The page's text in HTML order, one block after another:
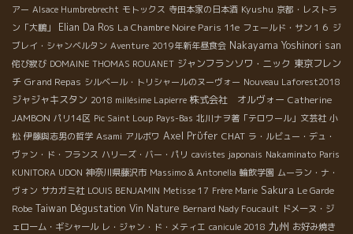
アー Alsace Humbrebrecht モトックス 寺田本家の日本酒 Kyushu 京都・レストラ
ン「大鵬」
Elian Da Ros La Chambre Noire Paris 11e フェールド・サン１６ ジ
ブレイ・シャンベルタン Aventure 2019年新年昼食会 Nakayama Yoshinori san
侘び寂び DOMAINE THOMAS ROUANET ジャンフランソワ・ニック 東京フレン
チ Grand Repas シルベール・トリシャールのヌーヴォー Nouveau Laforest2018
ジャジャキスタン 2018 millésime Lapierre 株式会社 オルヴォー Catherine
JAMBON パリ14区 Pic Saint Loup Pays-Bas 北川ナヲ著「テロワール」文芸社 小
松 伊藤與志男の哲学 Asami アルボワ Axel Prϋfer CHAT ラ・ルビュー・デュ・
ヴァン・ド・フランス ハリーズ・バー・パリ cavistes japonais Nakaminato Paris
KUNITORA UDON 神奈川県藤沢市 Massimo & Antonella 輪飲学園 ムーラン・ナ・
ヴォン サカガミ社 LOUIS BENJAMIN Metisse 17 Frère Marie Sakura Le Garde
Robe Taiwan Dégustation Vin Nature Bernard Nady Foucault ドメーヌ・ジ
ェローム・ギシャール レ・ジャン・ド・メティエ canicule 2018 九州 お好み焼き